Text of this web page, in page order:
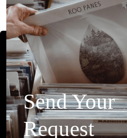
Send Your
Request